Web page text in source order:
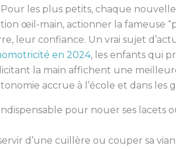
les plus petits, chaque
œil-main, actionner la fameuse
leur confiance. Un vrai sujet
en 2024, les enfants qui
la main affichent une
accrue à l’école et dans les
pour nouer ses lacets
d’une cuillère ou couper sa